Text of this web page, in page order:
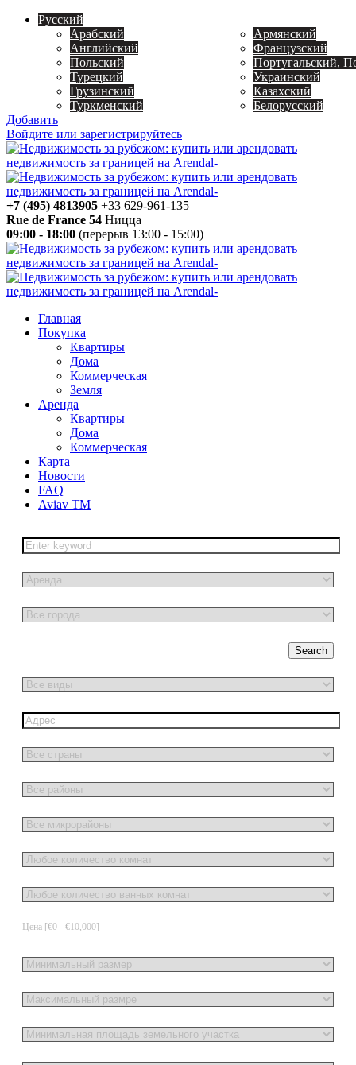
Русский
Арабский
Армянский
Английский
Французский
Польский
Португальский,
Турецкий
Украинский
Грузинский
Казахский
Туркменский
Белорусский
Добавить
Войдите или зарегистрируйтесь
+7 (495) 4813905 +33 629-961-135
Rue de France 54 Ницца
09:00 - 18:00 (перерыв 13:00 - 15:00)
Главная
Покупка
Квартиры
Дома
Коммерческая
Земля
Аренда
Квартиры
Дома
Коммерческая
Карта
Новости
FAQ
Aviav TM
Search
Цена [€0 - €10,000]